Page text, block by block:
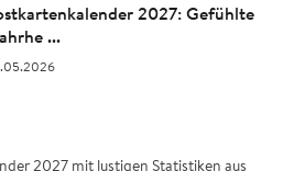
2027: Gefühlte
...
2027 mit lustigen Statistiken aus